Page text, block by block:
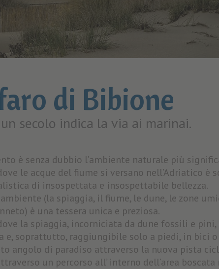
di Bibione
secolo indica la via ai marinai.
è senza dubbio l’ambiente naturale più
le acque del fiume si versano nell’Adriatico è
di insospettata e insospettabile bellezza.
(la spiaggia, il fiume, le dune, le zone
è una tessera unica e preziosa.
la spiaggia, incorniciata da dune fossili e pini,
e, soprattutto, raggiungibile solo a piedi, in bici o
angolo di paradiso attraverso la nuova pista
un percorso all’ interno dell’area boscata